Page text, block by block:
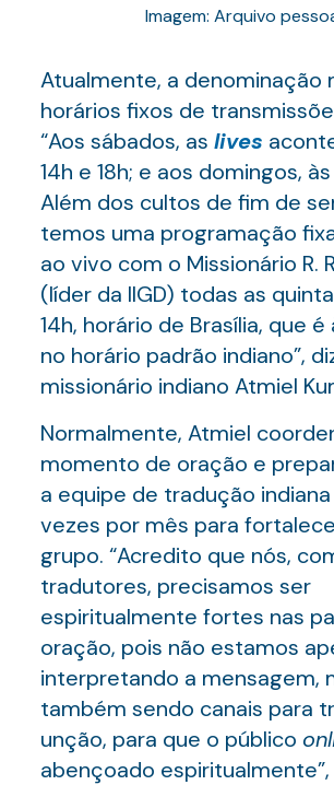
Imagem: Arquivo
Atualmente, a denominação
horários fixos de
“Aos sábados, as lives
14h e 18h; e aos domingos, às
Além dos cultos de fim de
temos uma programação
ao vivo com o Missionário R.
(líder da IIGD) todas as
14h, horário de Brasília, que
no horário padrão indiano”,
missionário indiano Atmiel
Normalmente, Atmiel
momento de oração e
a equipe de tradução
vezes por mês para
grupo. “Acredito que nós,
tradutores, precisamos ser
espiritualmente fortes nas
oração, pois não estamos
interpretando a mensagem,
também sendo canais para
unção, para que o público
abençoado